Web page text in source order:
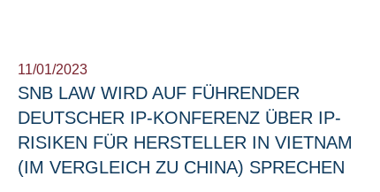
11/01/2023
SNB LAW WIRD AUF FÜHRENDER
DEUTSCHER IP-KONFERENZ ÜBER IP-
RISIKEN FÜR HERSTELLER IN VIETNAM
(IM VERGLEICH ZU CHINA) SPRECHEN